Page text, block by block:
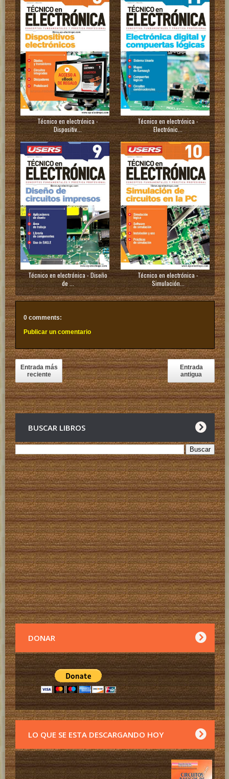
Técnico en electrónica -
Dispositiv...
Técnico en electrónica -
Electrónic...
Técnico en electrónica - Diseño
de ...
Técnico en electrónica -
Simulación...
0 comments:
Publicar un comentario
Entrada más
reciente
Entrada
antigua
BUSCAR LIBROS
DONAR
LO QUE SE ESTA DESCARGANDO HOY